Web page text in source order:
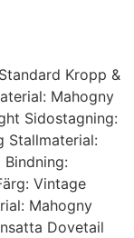
Kropp &
Mahogny
Sidostagning:
Stallmaterial:
Vintage
Mahogny
Dovetail